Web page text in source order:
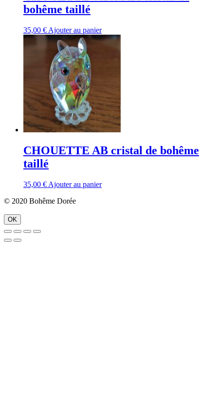
bohême taillé
35,00 € Ajouter au panier
CHOUETTE AB cristal de bohême
taillé
35,00 € Ajouter au panier
© 2020 Bohême Dorée
OK